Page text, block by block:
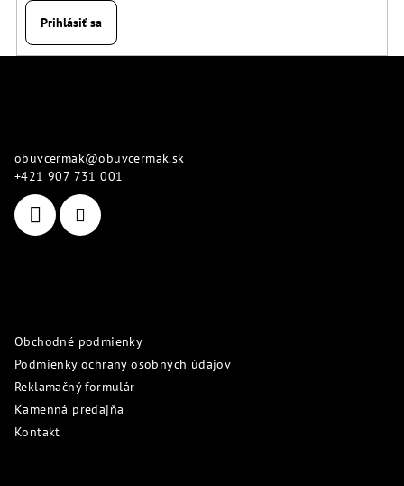
Prihlásiť sa
obuvcermak@obuvcermak.sk
+421 907 731 001
Obchodné podmienky
Podmienky ochrany osobných údajov
Reklamačný formulár
Kamenná predajňa
Kontakt